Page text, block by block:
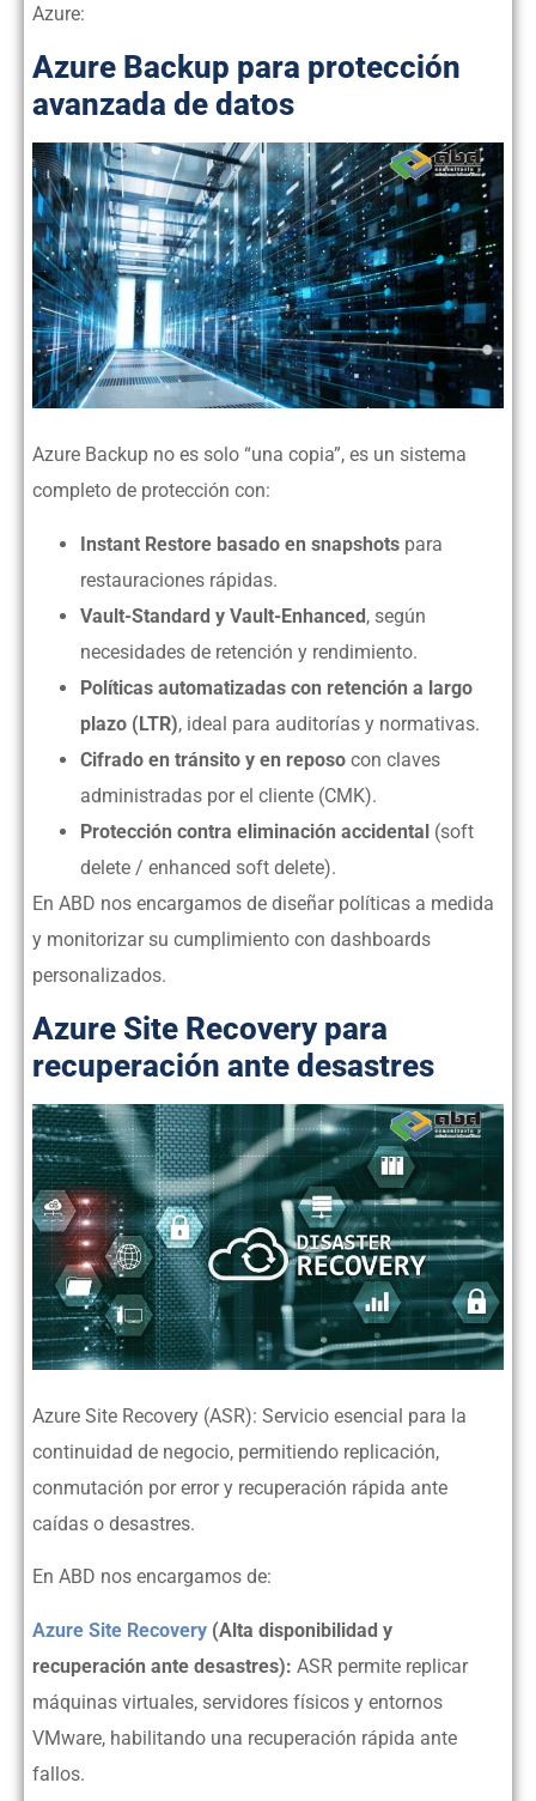
Azure:
Azure Backup para protección
avanzada de datos
Azure Backup no es solo “una copia”, es un sistema
completo de protección con:
Instant Restore basado en snapshots para
restauraciones rápidas.
Vault-Standard y Vault-Enhanced, según
necesidades de retención y rendimiento.
Políticas automatizadas con retención a largo
plazo (LTR), ideal para auditorías y normativas.
Cifrado en tránsito y en reposo con claves
administradas por el cliente (CMK).
Protección contra eliminación accidental (soft
delete / enhanced soft delete).
En ABD nos encargamos de diseñar políticas a medida
y monitorizar su cumplimiento con dashboards
personalizados.
Azure Site Recovery para
recuperación ante desastres
Azure Site Recovery (ASR): Servicio esencial para la
continuidad de negocio, permitiendo replicación,
conmutación por error y recuperación rápida ante
caídas o desastres.
En ABD nos encargamos de:
Azure Site Recovery (Alta disponibilidad y
recuperación ante desastres): ASR permite replicar
máquinas virtuales, servidores físicos y entornos
VMware, habilitando una recuperación rápida ante
fallos.